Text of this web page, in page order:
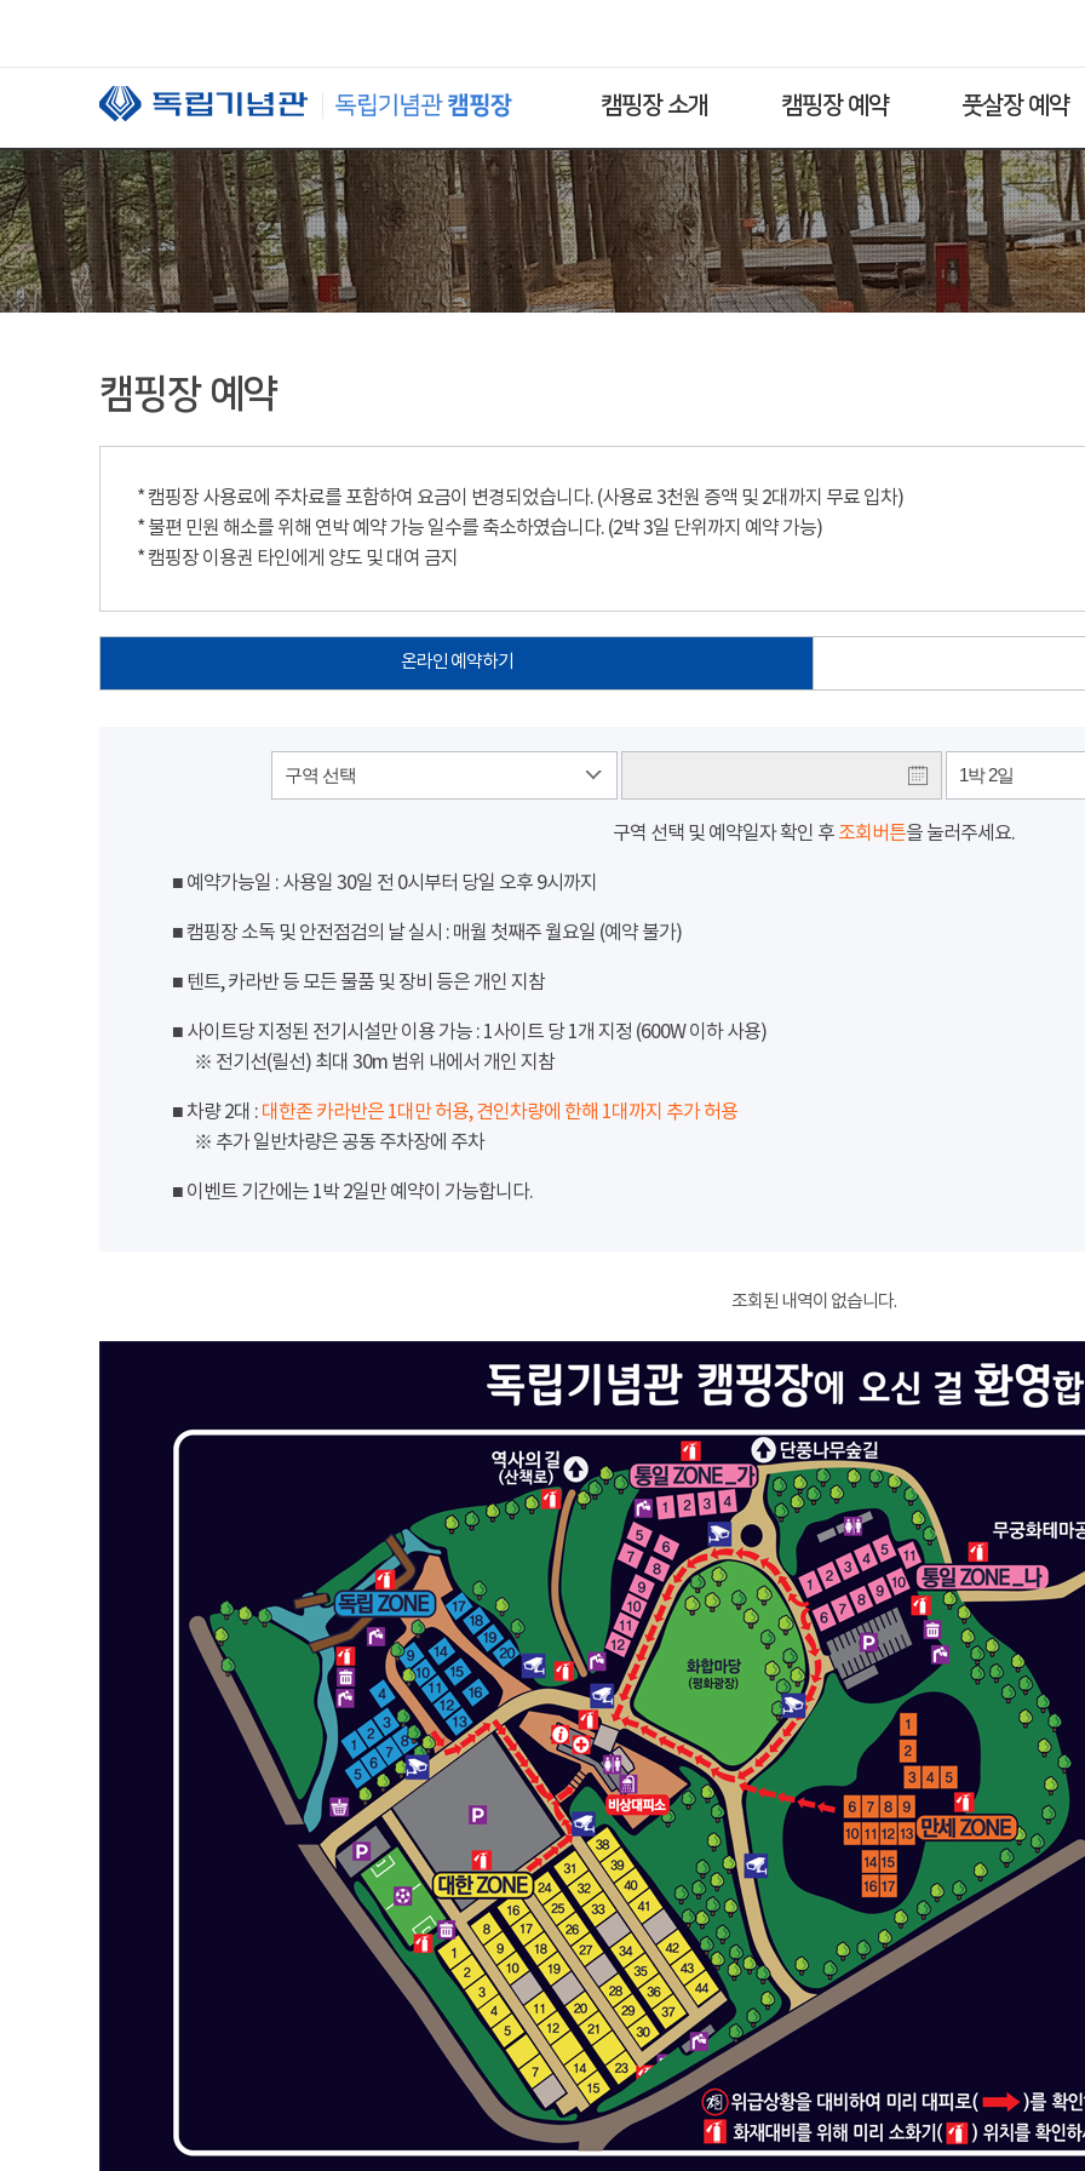
캠핑장 소개 캠핑장 예약 풋살장 예약
캠핑장 예약
* 캠핑장 사용료에 주차료를 포함하여 요금이 변경되었습니다. (사용료 3천원 증액 및 2대까지 무료 입차)
* 불편 민원 해소를 위해 연박 예약 가능 일수를 축소하였습니다. (2박 3일 단위까지 예약 가능)
* 캠핑장 이용권 타인에게 양도 및 대여 금지
온라인 예약하기
구역 선택 1박 2일
구역 선택 및 예약일자 확인 후 조회버튼을 눌러주세요.
■ 예약가능일 : 사용일 30일 전 0시부터 당일 오후 9시까지
■ 캠핑장 소독 및 안전점검의 날 실시 : 매월 첫째주 월요일 (예약 불가)
■ 텐트, 카라반 등 모든 물품 및 장비 등은 개인 지참
■ 사이트당 지정된 전기시설만 이용 가능 : 1사이트 당 1개 지정 (600W 이하 사용)
※ 전기선(릴선) 최대 30m 범위 내에서 개인 지참
■ 차량 2대 : 대한존 카라반은 1대만 허용, 견인차량에 한해 1대까지 추가 허용
※ 추가 일반차량은 공동 주차장에 주차
■ 이벤트 기간에는 1박 2일만 예약이 가능합니다.
조회된 내역이 없습니다.